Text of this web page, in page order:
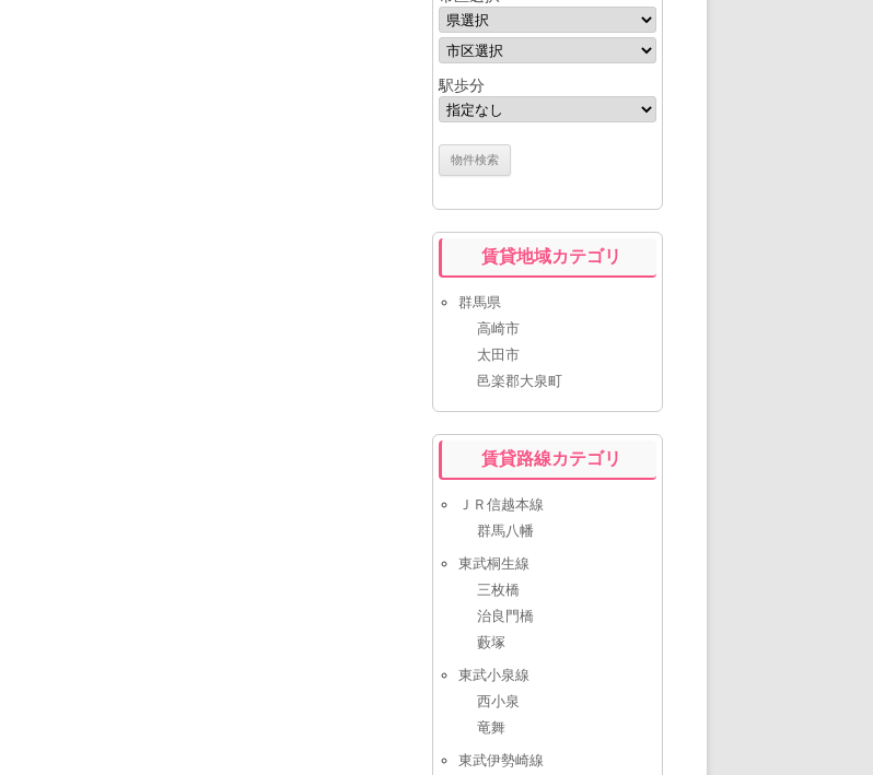
駅歩分
賃貸地域カテゴリ
群馬県
高崎市
太田市
邑楽郡大泉町
賃貸路線カテゴリ
ＪＲ信越本線
群馬八幡
東武桐生線
三枚橋
治良門橋
藪塚
東武小泉線
西小泉
竜舞
東武伊勢崎線